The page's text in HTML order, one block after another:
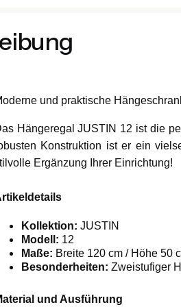
und praktische
Hängeregal JUSTIN 12 ist die
Konstruktion ist er ein
Ergänzung Ihrer Einrichtung!
Kollektion: JUSTIN
Modell: 12
Maße: Breite 120 cm / Höhe 50
Besonderheiten: Zweistufiger
und Ausführung